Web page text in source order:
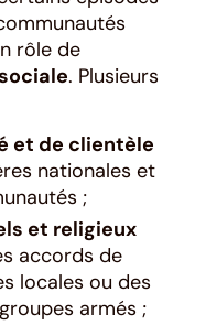
rôle de
. Plusieurs
et de clientèle
nationales et
;
et religieux
accords de
locales ou des
armés ;